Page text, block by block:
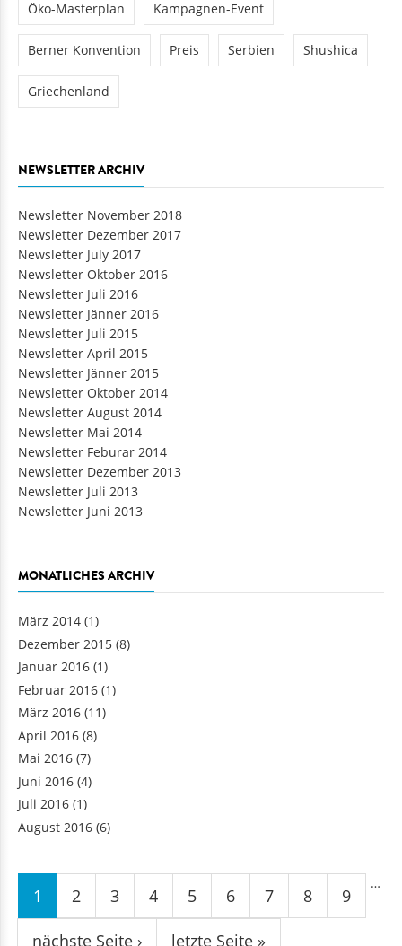
Öko-Masterplan Kampagnen-Event
Berner Konvention Preis Serbien Shushica
Griechenland
NEWSLETTER ARCHIV
Newsletter November 2018
Newsletter Dezember 2017
Newsletter July 2017
Newsletter Oktober 2016
Newsletter Juli 2016
Newsletter Jänner 2016
Newsletter Juli 2015
Newsletter April 2015
Newsletter Jänner 2015
Newsletter Oktober 2014
Newsletter August 2014
Newsletter Mai 2014
Newsletter Feburar 2014
Newsletter Dezember 2013
Newsletter Juli 2013
Newsletter Juni 2013
MONATLICHES ARCHIV
März 2014 (1)
Dezember 2015 (8)
Januar 2016 (1)
Februar 2016 (1)
März 2016 (11)
April 2016 (8)
Mai 2016 (7)
Juni 2016 (4)
Juli 2016 (1)
August 2016 (6)
Seiten
1 2 3 4 5 6 7 8 9
…
nächste Seite › letzte Seite »